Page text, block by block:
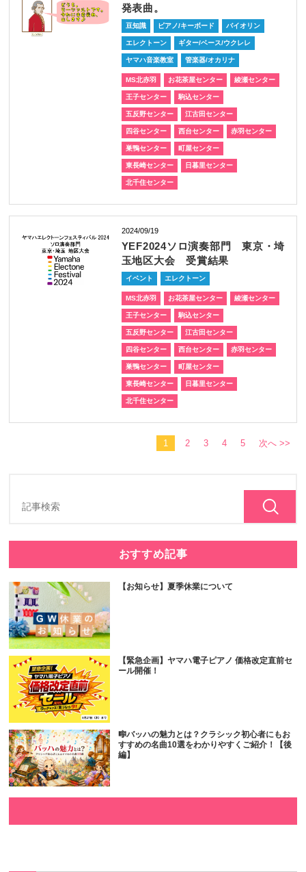
発表曲。
豆知識 ピアノ/キーボード バイオリン
エレクトーン ギター/ベース/ウクレレ
ヤマハ音楽教室 管楽器/オカリナ
MS北赤羽 お花茶屋センター 綾瀬センター
王子センター 駒込センター
五反野センター 江古田センター
四谷センター 西台センター 赤羽センター
巣鴨センター 町屋センター
東長崎センター 日暮里センター
北千住センター
2024/09/19
YEF2024ソロ演奏部門 東京・埼
玉地区大会 受賞結果
イベント エレクトーン
MS北赤羽 お花茶屋センター 綾瀬センター
王子センター 駒込センター
五反野センター 江古田センター
四谷センター 西台センター 赤羽センター
巣鴨センター 町屋センター
東長崎センター 日暮里センター
北千住センター
1 2 3 4 5 次へ >>
おすすめ記事
【お知らせ】夏季休業について
【緊急企画】ヤマハ電子ピアノ 価格改定直前セ
ール開催！
🎼バッハの魅力とは？クラシック初心者にもお
すすめの名曲10選をわかりやすくご紹介！【後
編】